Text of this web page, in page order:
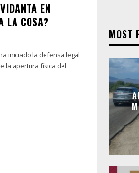
EN
LA COSA?
iniciado la defensa legal
la apertura física del
MOST